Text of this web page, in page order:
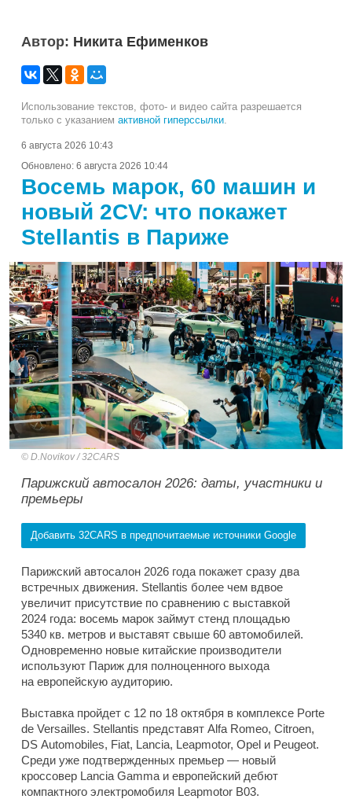
Автор: Никита Ефименков
Использование текстов, фото- и видео сайта разрешается
только с указанием активной гиперссылки
6 августа 2026 10:43
Обновлено: 6 августа 2026 10:44
Восемь марок, 60 машин и
новый 2CV: что покажет
Stellantis в Париже
D.Novikov / 32CARS
Парижский автосалон 2026: даты, участники и
премьеры
Добавить 32CARS в предпочитаемые источники Google
Парижский автосалон 2026 года покажет сразу два
встречных движения. Stellantis более чем вдвое
увеличит присутствие по сравнению с выставкой
2024 года: восемь марок займут стенд площадью
5340 кв. метров и выставят свыше 60 автомобилей.
Одновременно новые китайские производители
используют Париж для полноценного выхода
на европейскую аудиторию.
Выставка пройдет с 12 по 18 октября в комплексе Porte
de Versailles. Stellantis представят Alfa Romeo, Citroen,
DS Automobiles, Fiat, Lancia, Leapmotor, Opel и Peugeot.
Среди уже подтвержденных премьер — новый
кроссовер Lancia Gamma и европейский дебют
компактного электромобиля Leapmotor B03.